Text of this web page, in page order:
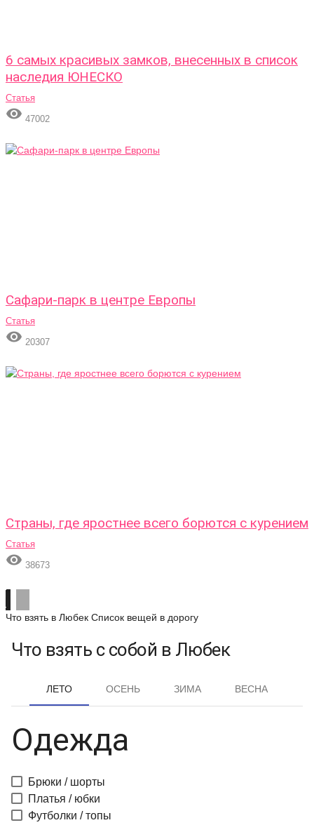
6 самых красивых замков, внесенных в список
наследия ЮНЕСКО
Статья
 47002
Сафари-парк в центре Европы
Статья
 20307
Страны, где яростнее всего борются с курением
Статья
 38673
Что взять в Любек Список вещей в дорогу
Что взять с собой в Любек
ЛЕТО ОСЕНЬ ЗИМА ВЕСНА
Одежда
Брюки / шорты
Платья / юбки
Футболки / топы